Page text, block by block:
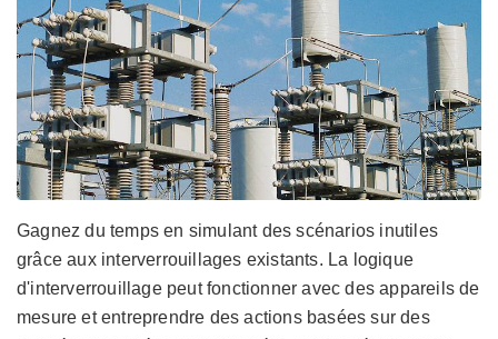
Gagnez du temps en simulant des scénarios inutiles
grâce aux interverrouillages existants. La logique
d'interverrouillage peut fonctionner avec des appareils de
mesure et entreprendre des actions basées sur des